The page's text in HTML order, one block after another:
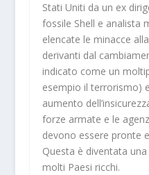
Stati Uniti da un ex
fossile Shell e analista
elencate le minacce
derivanti dal
indicato come un
esempio il terrorismo)
aumento
forze armate e le
devono essere pronte
Questa è diventata
molti Paesi ricchi.